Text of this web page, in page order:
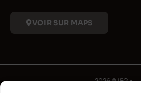
VOIR SUR MAPS
2026 © IFG •